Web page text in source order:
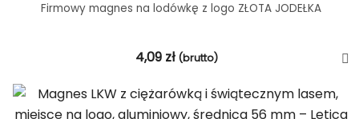
Firmowy magnes na lodówkę z logo ZŁOTA JODEŁKA
4,09 zł (brutto)